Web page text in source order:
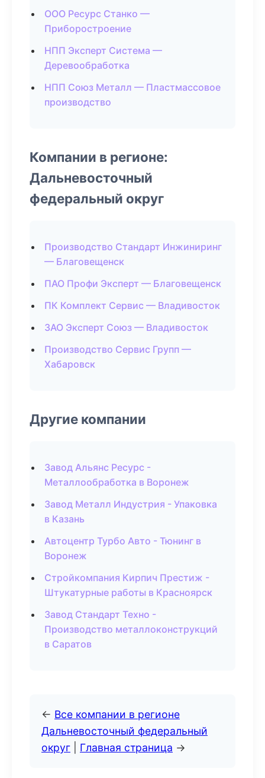
ООО Ресурс Станко —
Приборостроение
НПП Эксперт Система —
Деревообработка
НПП Союз Металл — Пластмассовое
производство
Компании в регионе:
Дальневосточный
федеральный округ
Производство Стандарт Инжиниринг
— Благовещенск
ПАО Профи Эксперт — Благовещенск
ПК Комплект Сервис — Владивосток
ЗАО Эксперт Союз — Владивосток
Производство Сервис Групп —
Хабаровск
Другие компании
Завод Альянс Ресурс -
Металлообработка в Воронеж
Завод Металл Индустрия - Упаковка
в Казань
Автоцентр Турбо Авто - Тюнинг в
Воронеж
Стройкомпания Кирпич Престиж -
Штукатурные работы в Красноярск
Завод Стандарт Техно -
Производство металлоконструкций
в Саратов
← Все компании в регионе
Дальневосточный федеральный
округ
Главная страница →